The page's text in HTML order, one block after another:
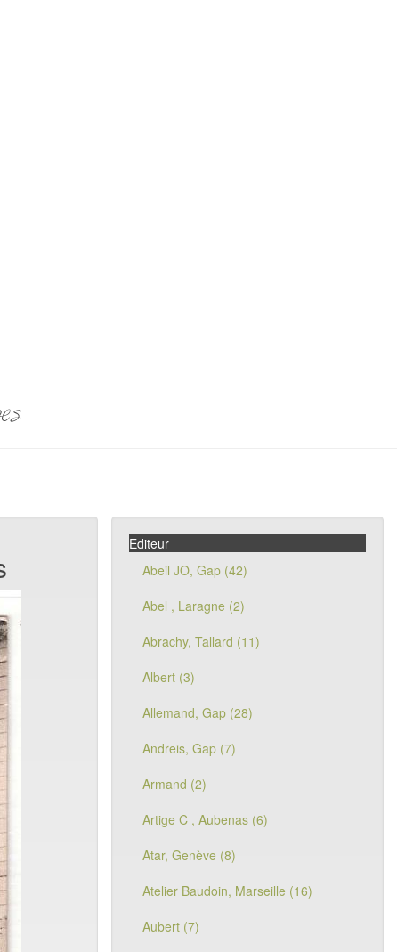
Editeur
Abeil JO, Gap (42)
Abel , Laragne (2)
Abrachy, Tallard (11)
Albert (3)
Allemand, Gap (28)
Andreis, Gap (7)
Armand (2)
Artige C , Aubenas (6)
Atar, Genève (8)
Atelier Baudoin, Marseille (16)
Aubert (7)